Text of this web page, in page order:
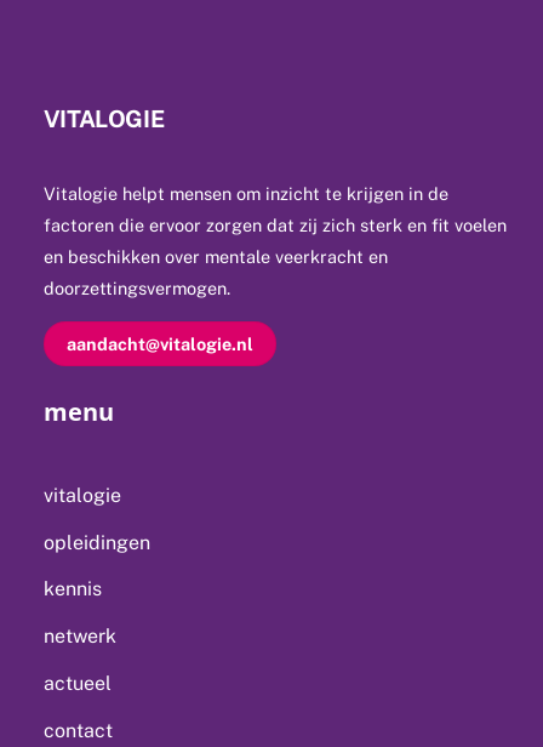
VITALOGIE
Vitalogie helpt mensen om inzicht te krijgen in de
factoren die ervoor zorgen dat zij zich sterk en fit voelen
en beschikken over mentale veerkracht en
doorzettingsvermogen.
aandacht@vitalogie.nl
menu
vitalogie
opleidingen
kennis
netwerk
actueel
contact